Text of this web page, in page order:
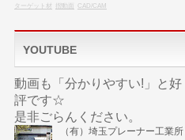
ターゲット材 摺動面 CAD/CAM
YOUTUBE
動画も「分かりやすい!」と好
評です☆
是非ごらんください。